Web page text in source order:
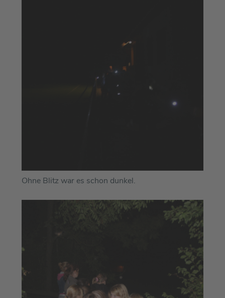
Ohne Blitz war es schon dunkel.